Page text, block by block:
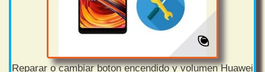
Reparar o cambiar boton encendido y volumen Huawei